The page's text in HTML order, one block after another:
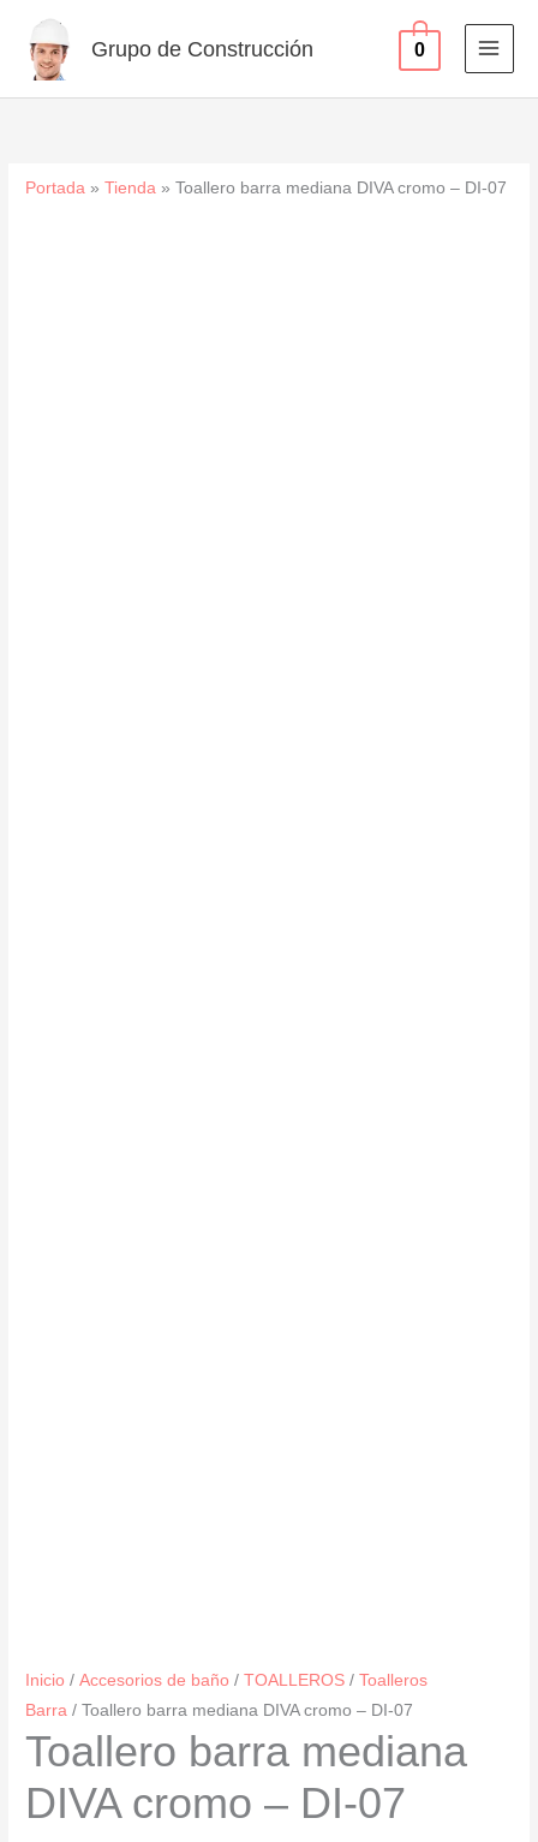
contenido
Grupo de Construcción 0
Portada »Tienda »Toallero barra mediana DIVA cromo – DI-07
Inicio /Accesorios de baño /TOALLEROS /Toalleros
Barra / Toallero barra mediana DIVA cromo – DI-07
Toallero barra mediana
DIVA cromo – DI-07
DI-
07